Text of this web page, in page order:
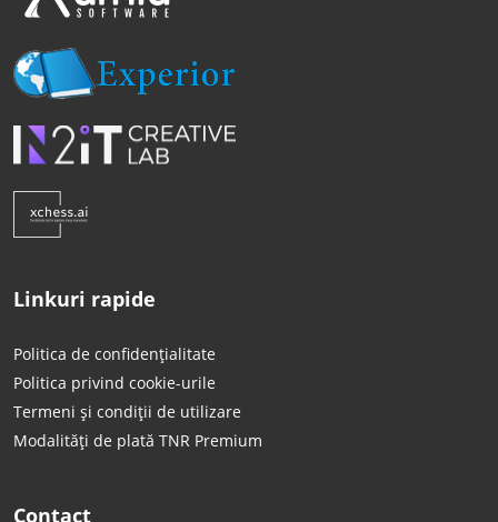
Linkuri rapide
Politica de confidențialitate
Politica privind cookie-urile
Termeni și condiții de utilizare
Modalități de plată TNR Premium
Contact